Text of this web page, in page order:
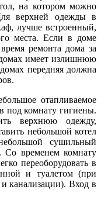
на котором можно
верхней одежды в
лучше встроенный,
места. Если в доме
ремонта дома за
имеет излишнюю
передняя должна
отапливаемое
под комнату гигиены.
верхнюю одежду,
небольшой котел
сушильный
Со временем комнату
переоборудовать в
и туалетом (при
канализации). Вход в